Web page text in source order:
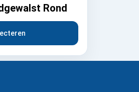
Rond